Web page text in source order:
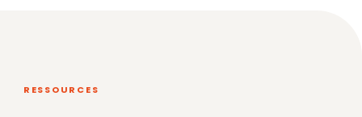
RESSOURCES